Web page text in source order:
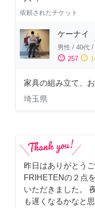
依頼されたチケット
ケーナイ
男性 / 40代 /
sentiment_satisfied 257 sentiment_neutral
家具の組み立て、
埼玉県
昨日はありがとう
FRIHETENの２点
いただきました。
も遅くなるかなと